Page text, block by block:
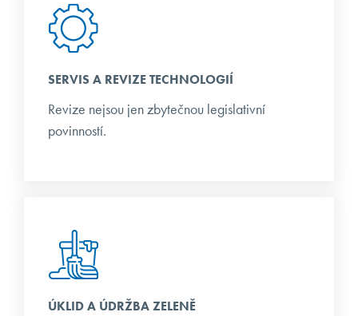
SERVIS A REVIZE TECHNOLOGIÍ
Revize nejsou jen zbytečnou legislativní
povinností.
ÚKLID A ÚDRŽBA ZELENĚ